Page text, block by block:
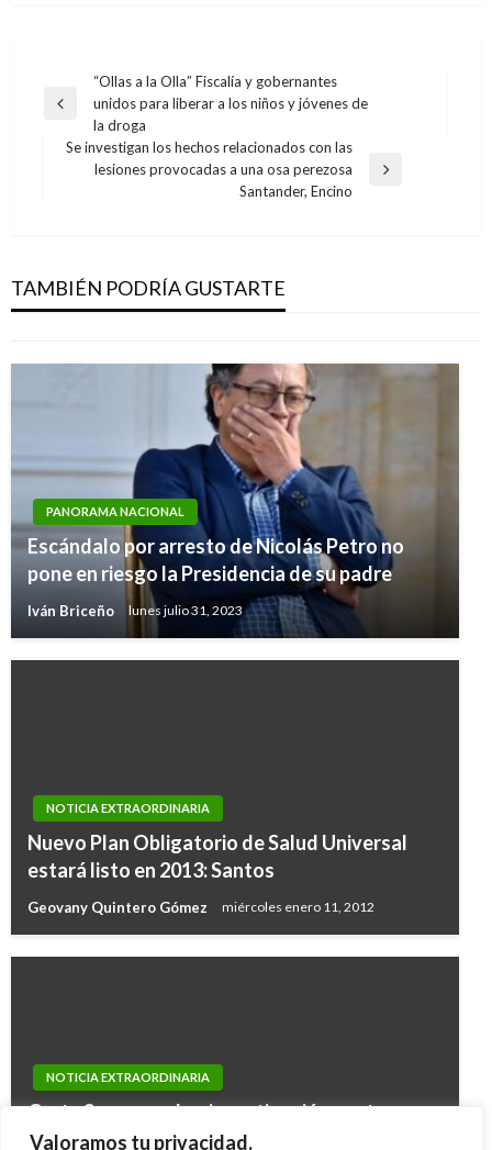
Valoramos tu privacidad.
Navegación
de
entradas
Entrada
anterior
“Ollas a la Olla” Fiscalía y gobernantes
unidos para liberar a los niños y jóvenes de
la droga
Entrada
Se investigan los hechos relacionados con las
lesiones provocadas a una osa perezosa
Santander, Encino
TAMBIÉN PODRÍA GUSTARTE
políticas de drogas en territorios
Manuel Reyes Beltran viernes diciembre 29, 2017
PANORAMA NACIONAL
Escándalo por arresto de Nicolás Petro no
pone en riesgo la Presidencia de su padre
Iván Briceño lunes julio 31, 2023
NOTICIA EXTRAORDINARIA
Nuevo Plan Obligatorio de Salud Universal
estará listo en 2013: Santos
Geovany Quintero Gómez miércoles enero 11, 2012
NOTICIA EXTRAORDINARIA
Corte Suprema abre investigación contra
gobernadores de Bolivar y Magdalena por